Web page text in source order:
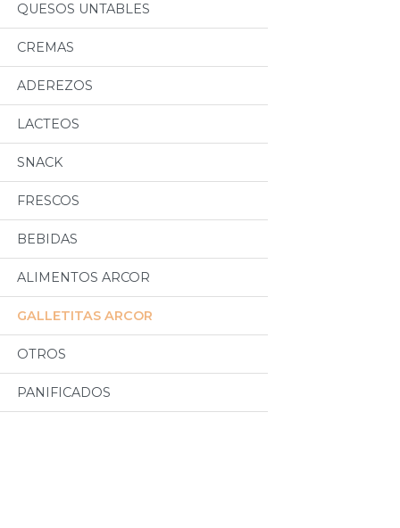
QUESOS UNTABLES
CREMAS
ADEREZOS
LACTEOS
SNACK
FRESCOS
BEBIDAS
ALIMENTOS ARCOR
GALLETITAS ARCOR
OTROS
PANIFICADOS